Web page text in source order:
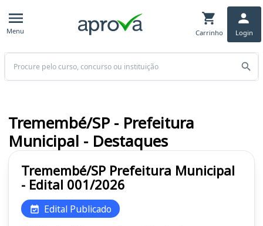
Menu Carrinho Login
Buscar
Tremembé/SP Prefeitura Municipal
- Edital 001/2026
Edital Publicado
Tremembé/SP - Prefeitura
Municipal - Destaques